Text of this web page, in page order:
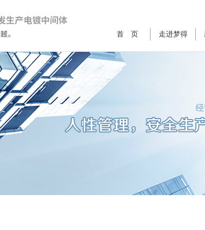
首 页 走进梦得